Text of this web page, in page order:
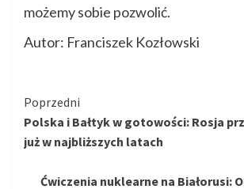
możemy sobie pozwolić.
Autor: Franciszek Kozłowski
Kontynuuj
czytanie
Poprzedni
Polska i Bałtyk w gotowości: Rosja
już w najbliższych latach
Ćwiczenia nuklearne na Białorusi: